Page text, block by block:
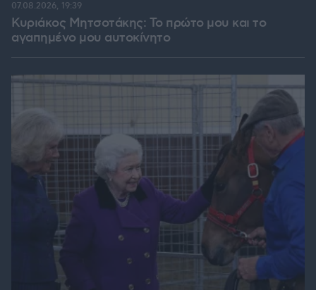
Κυριάκος Μητσοτάκης: Το πρώτο μου και το
αγαπημένο μου αυτοκίνητο
07.08.2026, 19:39